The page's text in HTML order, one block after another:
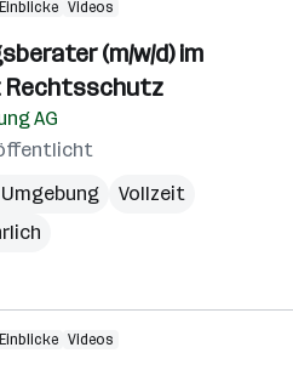
Einblicke Videos
(m/w/d) im
Rechtsschutz
AG
Vollzeit
Einblicke Videos